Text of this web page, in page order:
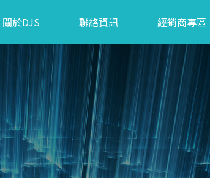
關於DJS 聯絡資訊 經銷商專區